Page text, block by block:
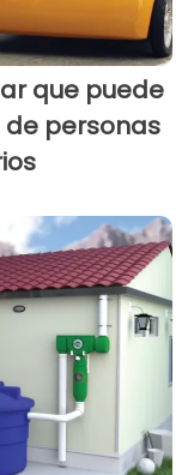
que puede
personas